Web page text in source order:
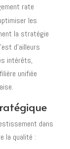
rate
les
la stratégie
d'ailleurs
intérêts,
unifiée
dans
la qualité :